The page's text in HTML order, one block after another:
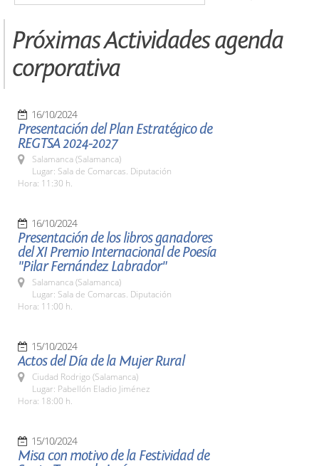
Próximas Actividades agenda
corporativa
16/10/2024
Presentación del Plan Estratégico de
REGTSA 2024-2027
Salamanca (Salamanca)
Lugar: Sala de Comarcas. Diputación
Hora: 11:30 h.
16/10/2024
Presentación de los libros ganadores
del XI Premio Internacional de Poesía
"Pilar Fernández Labrador"
Salamanca (Salamanca)
Lugar: Sala de Comarcas. Diputación
Hora: 11:00 h.
15/10/2024
Actos del Día de la Mujer Rural
Ciudad Rodrigo (Salamanca)
Lugar: Pabellón Eladio Jiménez
Hora: 18:00 h.
15/10/2024
Misa con motivo de la Festividad de